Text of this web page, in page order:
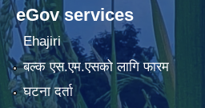
eGov services
Ehajiri
बल्क एस.एम.एसको लागि फारम
घटना दर्ता